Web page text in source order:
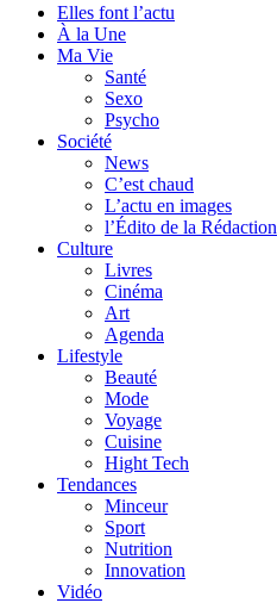
Elles font l’actu
À la Une
Ma Vie
Santé
Sexo
Psycho
Société
News
C’est chaud
L’actu en images
l’Édito de la Rédaction
Culture
Livres
Cinéma
Art
Agenda
Lifestyle
Beauté
Mode
Voyage
Cuisine
Hight Tech
Tendances
Minceur
Sport
Nutrition
Innovation
Vidéo